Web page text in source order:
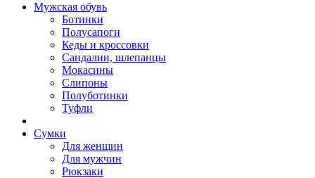
Мужская обувь
Ботинки
Полусапоги
Кеды и кроссовки
Сандалии, шлепанцы
Мокасины
Слипоны
Полуботинки
Туфли
Сумки
Для женщин
Для мужчин
Рюкзаки